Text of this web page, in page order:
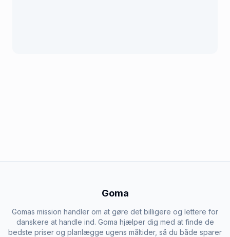
Goma
Gomas mission handler om at gøre det billigere og lettere for
danskere at handle ind. Goma hjælper dig med at finde de
bedste priser og planlægge ugens måltider, så du både sparer